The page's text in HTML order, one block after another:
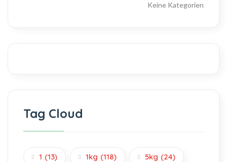
Keine Kategorien
Tag Cloud
1 (13) 1kg (118) 5kg (24)